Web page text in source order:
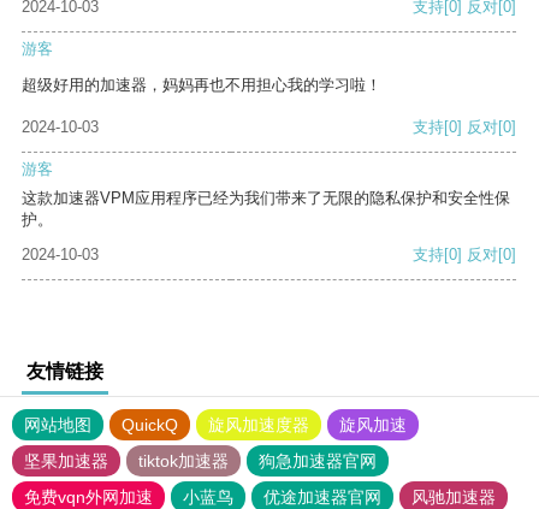
2024-10-03
支持[0] 反对[0]
游客
超级好用的加速器，妈妈再也不用担心我的学习啦！
2024-10-03 支持[0] 反对[0]
游客
这款加速器VPM应用程序已经为我们带来了无限的隐私保护和安全性保
护。
2024-10-03
支持[0] 反对[0]
友情链接
网站地图 QuickQ 旋风加速度器
旋风加速
坚果加速器
tiktok加速器
狗急加速器官网
免费vqn外网加速
小蓝鸟 优途加速器官网
风驰加速器